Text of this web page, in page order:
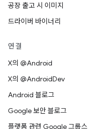
공장 출고 시 이미지
드라이버 바이너리
연결
X의 @Android
X의 @AndroidDev
Android 블로그
Google 보안 블로그
플랫폼 관련 Google 그룹스